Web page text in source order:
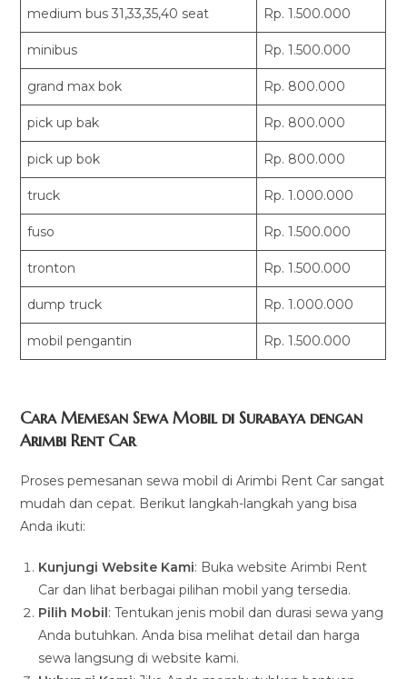
medium bus 31,33,35,40 seat Rp. 1.500.000
minibus Rp. 1.500.000
grand max bok Rp. 800.000
pick up bak Rp. 800.000
pick up bok Rp. 800.000
truck Rp. 1.000.000
fuso Rp. 1.500.000
tronton Rp. 1.500.000
dump truck Rp. 1.000.000
mobil pengantin Rp. 1.500.000
Cara Memesan Sewa Mobil di Surabaya dengan
Arimbi Rent Car
Proses pemesanan sewa mobil di Arimbi Rent Car sangat
mudah dan cepat. Berikut langkah-langkah yang bisa
Anda ikuti:
Kunjungi Website Kami: Buka website Arimbi Rent
Car dan lihat berbagai pilihan mobil yang tersedia.
Pilih Mobil: Tentukan jenis mobil dan durasi sewa yang
Anda butuhkan. Anda bisa melihat detail dan harga
sewa langsung di website kami.